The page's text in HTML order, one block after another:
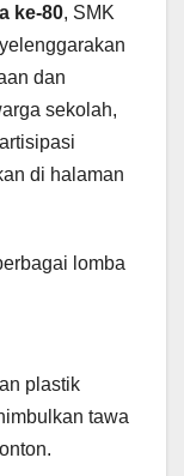
ke-80, SMK
dan
sekolah,
di halaman
lomba
plastik
tawa